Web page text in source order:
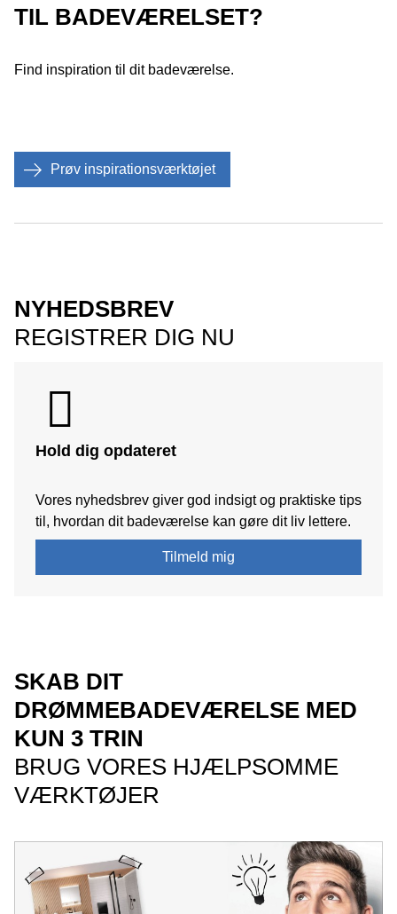
TIL BADEVÆRELSET?
Find inspiration til dit badeværelse.
Prøv inspirationsværktøjet
NYHEDSBREV
REGISTRER DIG NU
Hold dig opdateret
Vores nyhedsbrev giver god indsigt og praktiske tips
til, hvordan dit badeværelse kan gøre dit liv lettere.
Tilmeld mig
SKAB DIT
DRØMMEBADEVÆRELSE MED
KUN 3 TRIN
BRUG VORES HJÆLPSOMME
VÆRKTØJER